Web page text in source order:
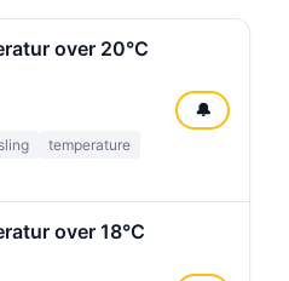
over 20°C
temperature
🔔
over 18°C